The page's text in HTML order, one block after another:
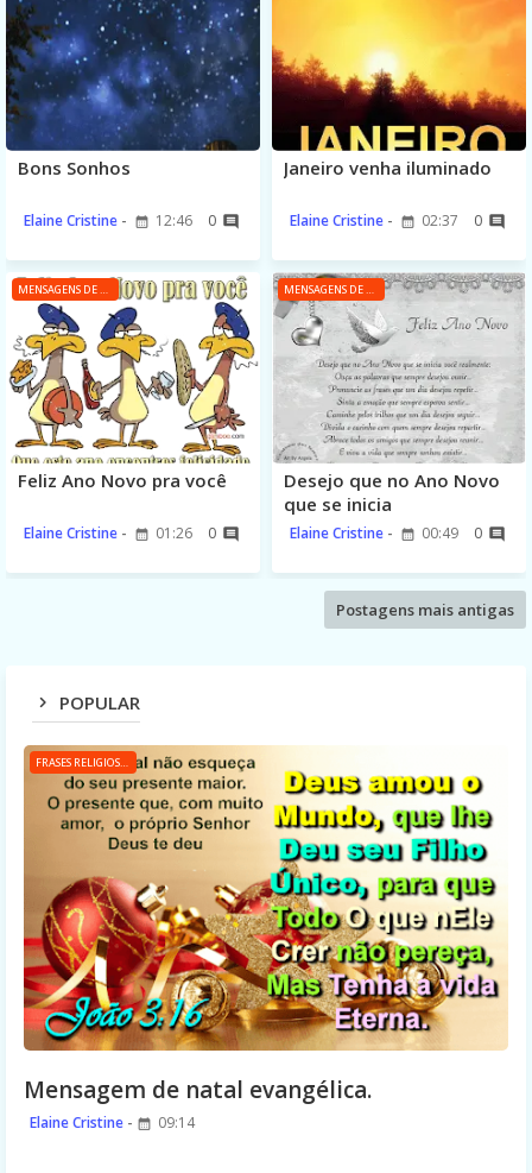
Bons Sonhos
Elaine Cristine 12:46 0
Janeiro venha iluminado
Elaine Cristine 02:37 0
MENSAGENS DE ANO NOVO
Feliz Ano Novo pra você
Elaine Cristine 01:26 0
MENSAGENS DE ANO NOVO
Desejo que no Ano Novo
que se inicia
Elaine Cristine 00:49 0
Postagens mais antigas
POPULAR
FRASES RELIGIOSAS
Mensagem de natal evangélica.
Elaine Cristine 09:14